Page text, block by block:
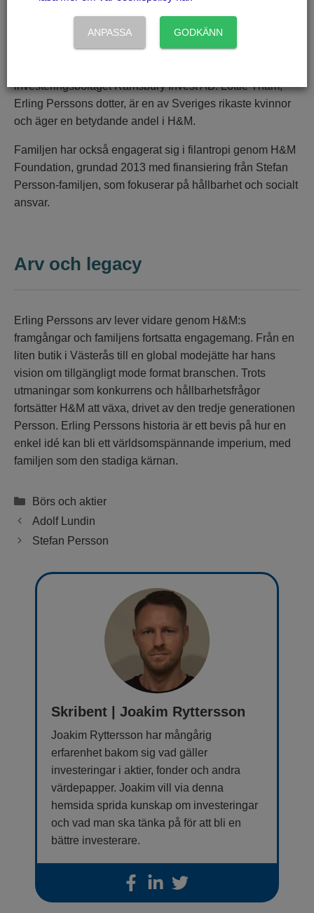
Han efterträddes som vd av Helena Helmersson, och
senare av Daniel Ervér 2024, men familjen behåller stark
inflytande. Tom Persson och Charlotte Söderström är
investeringsbolaget Ramsbury Invest AB. Lottie Tham,
Erling Perssons dotter, är en av Sveriges rikaste kvinnor
och äger en betydande andel i H&M.
Familjen har också engagerat sig i filantropi genom H&M
Foundation, grundad 2013 med finansiering från Stefan
Persson-familjen, som fokuserar på hållbarhet och socialt
ansvar.
Arv och legacy
Erling Perssons arv lever vidare genom H&M:s
framgångar och familjens fortsatta engagemang. Från en
liten butik i Västerås till en global modejätte har hans
vision om tillgängligt mode format branschen. Trots
utmaningar som konkurrens och hållbarhetsfrågor
fortsätter H&M att växa, drivet av den tredje generationen
Persson. Erling Perssons historia är ett bevis på hur en
enkel idé kan bli ett världsomspännande imperium, med
familjen som den stadiga kärnan.
Kategorier
Börs och aktier
Adolf Lundin
Stefan Persson
Skribent | Joakim Ryttersson
Joakim Ryttersson har mångårig
erfarenhet bakom sig vad gäller
investeringar i aktier, fonder och andra
värdepapper. Joakim vill via denna
hemsida sprida kunskap om investeringar
och vad man ska tänka på för att bli en
bättre investerare.
ANPASSA GODKÄNN